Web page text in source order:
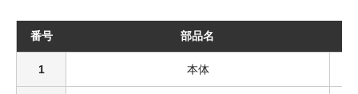
番号 部品名
1 本体